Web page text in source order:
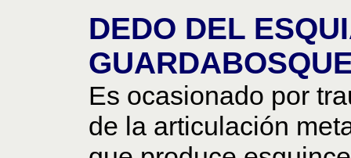
DEDO DEL
Es ocasionado por
de la articulación